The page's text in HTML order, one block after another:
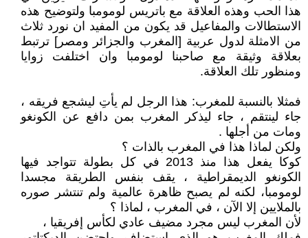
هذا الحب وهذه العلاقة مع باتريس لومومبا ولتوضيح هذه
الاستطالات والمفاعيل قد يكون من المفيد ان نورد ثلاث
من الامثلة لدول عربية [المغرب والجزائر ومصر] ترتبط
بعلاقة وثيقة مع صاحبنا لومومبا وان اختلفت زوايا
ومنظور تلك العلاقة.
فمثلا بالنسبة للمغرب: ‏هذا الرجل لم يأتِ ليشجع فريقه ،
جاء لينتقم ، جاء ليذكر المغرب بمن دافع عن الكونغو
ومات من أجلها .
ولكن ‏لماذا هذا في المغرب بالذات ؟
كوكا يفعل هذا منذ 2013 في كل بطولة تتواجد فيها
الكونغو الديمقراطية ، يقف بنفس الطريقة مجسدا
لومومبا، لكنه لم يصبح ظاهرة عالمية ولم تنتشر صوره
بالملايين إلا الآن ، في المغرب ، لماذا ؟
لأن المغرب ليس مجرد مضيف عادي لكأس إفريقيا ،